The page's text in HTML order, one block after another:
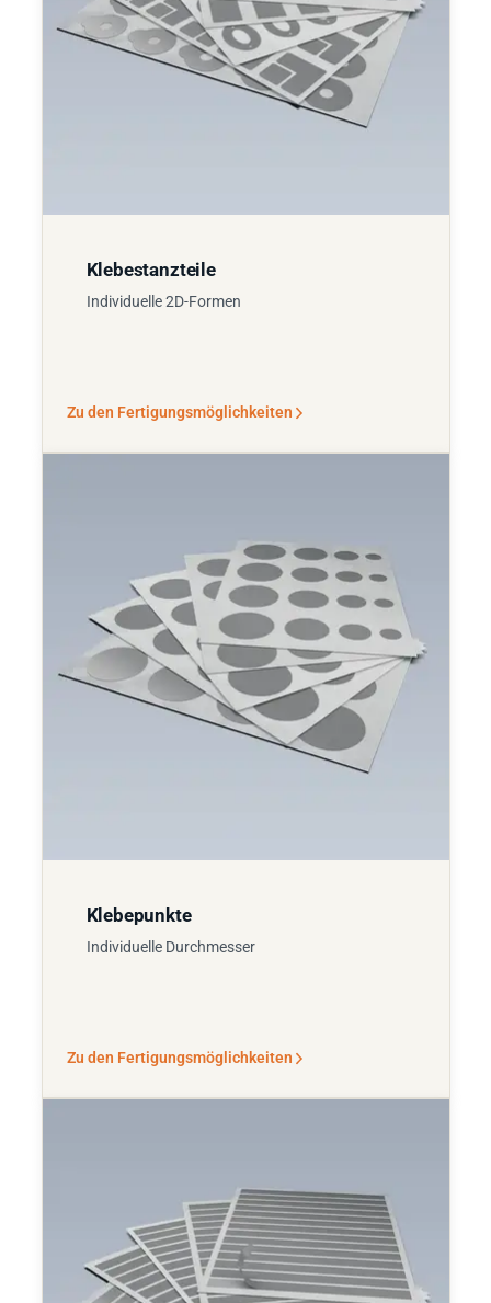
Klebestanzteile
Individuelle 2D-Formen
Zu den Fertigungsmöglichkeiten
Klebepunkte
Individuelle Durchmesser
Zu den Fertigungsmöglichkeiten